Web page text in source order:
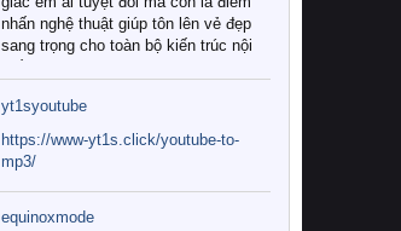
nhấn nghệ thuật giúp tôn lên vẻ đẹp
sang trọng cho toàn bộ kiến trúc nội
Tuy nhiên, giữa thị trường đa dạng
với vô vàn thương hiệu và mẫu mã
như hiện nay, làm thế nào để chọn
được những bộ chăn ga gối đệm cao
cấp thực sự chất lượng, phù hợp với
khí hậu và nhu cầu sử dụng của gia
yt1syoutube
https://www-yt1s.click/youtube-to-
mp3/
equinoxmode